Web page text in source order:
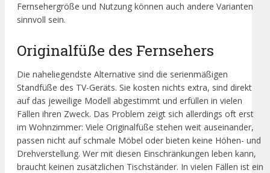
Fernsehergröße und Nutzung können auch andere Varianten
sinnvoll sein.
Originalfüße des Fernsehers
Die naheliegendste Alternative sind die serienmäßigen
Standfüße des TV-Geräts. Sie kosten nichts extra, sind direkt
auf das jeweilige Modell abgestimmt und erfüllen in vielen
Fällen ihren Zweck. Das Problem zeigt sich allerdings oft erst
im Wohnzimmer: Viele Originalfüße stehen weit auseinander,
passen nicht auf schmale Möbel oder bieten keine Höhen- und
Drehverstellung. Wer mit diesen Einschränkungen leben kann,
braucht keinen zusätzlichen Tischständer. In vielen Fällen ist ein